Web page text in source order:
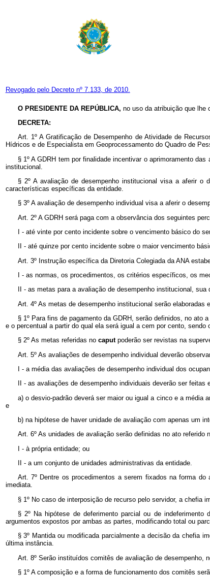
Revogado pelo Decreto nº 7.133, de 2010.
O PRESIDENTE DA REPÚBLICA, no uso da atribuição que lhe
DECRETA:
Art. 1º A Gratificação de Desempenho de Atividade de
Hídricos e de Especialista em Geoprocessamento do Quadro de
§ 1º A GDRH tem por finalidade incentivar o aprimoramento
institucional.
§ 2º A avaliação de desempenho institucional visa a aferir o
características específicas da entidade.
§ 3º A avaliação de desempenho individual visa a aferir o
Art. 2º A GDRH será paga com a observância dos seguintes
I - até vinte por cento incidente sobre o vencimento básico do
II - até quinze por cento incidente sobre o maior vencimento
Art. 3º Instrução específica da Diretoria Colegiada da ANA
I - as normas, os procedimentos, os critérios específicos, os
II - as metas para a avaliação de desempenho institucional,
Art. 4º As metas de desempenho institucional serão
§ 1º Para fins de pagamento da GDRH, serão definidos, no ato
e o percentual a partir do qual ela será igual a cem por cento,
§ 2º As metas referidas no caput poderão ser revistas na
Art. 5º As avaliações de desempenho individual deverão
I - a média das avaliações de desempenho individual dos
II - as avaliações de desempenho individuais deverão ser
a) o desvio-padrão deverá ser maior ou igual a cinco e a média
e
b) na hipótese de haver unidade de avaliação com apenas um
Art. 6º As unidades de avaliação serão definidas no ato referido
I - à própria entidade; ou
II - a um conjunto de unidades administrativas da entidade.
Art. 7º Dentre os procedimentos a serem fixados na forma
imediata.
§ 1º No caso de interposição de recurso pelo servidor, a chefia
§ 2º Na hipótese de deferimento parcial ou de
argumentos expostos por ambas as partes, modificando total ou
§ 3º Mantida ou modificada parcialmente a decisão da chefia
última instância.
Art. 8º Serão instituídos comitês de avaliação de desempenho,
§ 1º A composição e a forma de funcionamento dos comitês